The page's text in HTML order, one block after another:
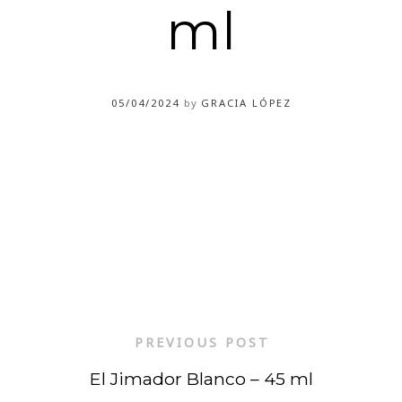
ml
05/04/2024 by GRACIA LÓPEZ
PREVIOUS POST
El Jimador Blanco – 45 ml